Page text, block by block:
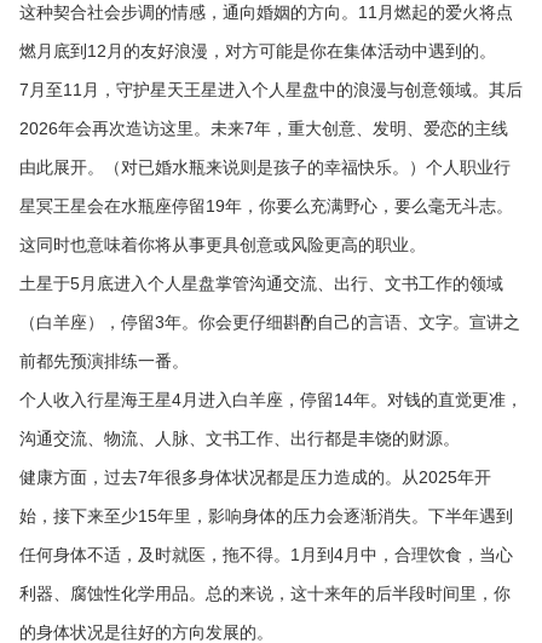
这种契合社会步调的情感，通向婚姻的方向。11月燃起的爱火将点
燃月底到12月的友好浪漫，对方可能是你在集体活动中遇到的。
7月至11月，守护星天王星进入个人星盘中的浪漫与创意领域。其后
2026年会再次造访这里。未来7年，重大创意、发明、爱恋的主线
由此展开。（对已婚水瓶来说则是孩子的幸福快乐。）个人职业行
星冥王星会在水瓶座停留19年，你要么充满野心，要么毫无斗志。
这同时也意味着你将从事更具创意或风险更高的职业。
土星于5月底进入个人星盘掌管沟通交流、出行、文书工作的领域
（白羊座），停留3年。你会更仔细斟酌自己的言语、文字。宣讲之
前都先预演排练一番。
个人收入行星海王星4月进入白羊座，停留14年。对钱的直觉更准，
沟通交流、物流、人脉、文书工作、出行都是丰饶的财源。
健康方面，过去7年很多身体状况都是压力造成的。从2025年开
始，接下来至少15年里，影响身体的压力会逐渐消失。下半年遇到
任何身体不适，及时就医，拖不得。1月到4月中，合理饮食，当心
利器、腐蚀性化学用品。总的来说，这十来年的后半段时间里，你
的身体状况是往好的方向发展的。